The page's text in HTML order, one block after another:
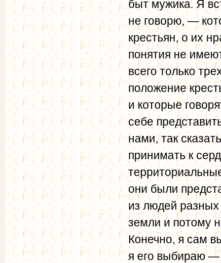
быт мужика. Я
не говорю, —
крестьян, о их
понятия не
всего только
положение
и которые
себе
нами, так
принимать к
они были
из людей
земли и потому
Конечно, я сам
я его выбираю —